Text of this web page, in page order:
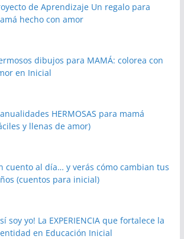
de Aprendizaje Un regalo para
hecho con amor
dibujos para MAMÁ: colorea con
en Inicial
HERMOSAS para mamá
y llenas de amor)
cuento al día… y verás cómo cambian tus
(cuentos para inicial)
soy yo! La EXPERIENCIA que fortalece la
en Educación Inicial